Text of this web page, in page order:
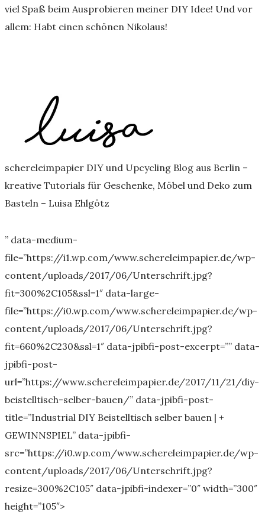
viel Spaß beim Ausprobieren meiner DIY Idee! Und vor
allem: Habt einen schönen Nikolaus!
schereleimpapier DIY und Upcycling Blog aus Berlin –
kreative Tutorials für Geschenke, Möbel und Deko zum
Basteln – Luisa Ehlgötz
” data-medium-
file=”https://i1.wp.com/www.schereleimpapier.de/wp-
content/uploads/2017/06/Unterschrift.jpg?
fit=300%2C105&ssl=1″ data-large-
file=”https://i0.wp.com/www.schereleimpapier.de/wp-
content/uploads/2017/06/Unterschrift.jpg?
fit=660%2C230&ssl=1″ data-jpibfi-post-excerpt=”” data-
jpibfi-post-
url=”https://www.schereleimpapier.de/2017/11/21/diy-
beistelltisch-selber-bauen/” data-jpibfi-post-
title=”Industrial DIY Beistelltisch selber bauen | +
GEWINNSPIEL” data-jpibfi-
src=”https://i0.wp.com/www.schereleimpapier.de/wp-
content/uploads/2017/06/Unterschrift.jpg?
resize=300%2C105″ data-jpibfi-indexer=”0″ width=”300″
height=”105″>